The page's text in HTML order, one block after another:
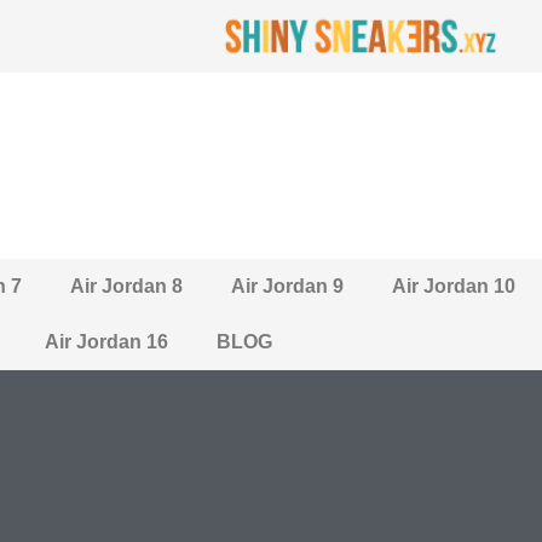
7 Air Jordan 8 Air Jordan 9 Air Jordan 10
Air Jordan 16 BLOG